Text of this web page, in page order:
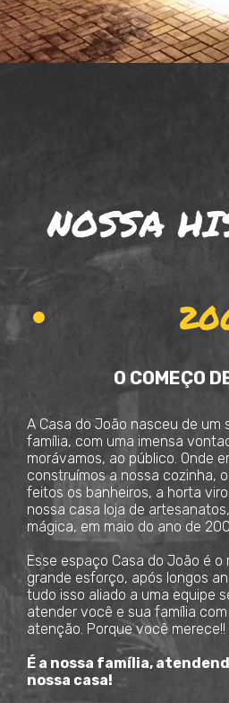
NOSSA
O COMEÇO
A Casa do João nasceu de um
família, com uma imensa
morávamos, ao público. Onde
construímos a nossa cozinha,
feitos os banheiros, a horta
nossa casa loja de
mágica, em maio do ano de
Esse espaço Casa do João é o
grande esforço, após longos
tudo isso aliado a uma equipe
atender você e sua família
atenção. Porque você merece!!
É a nossa família,
nossa casa!